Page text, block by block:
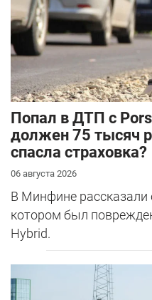
​Попал в ДТП с
должен 75 тысяч
спасла страховка?
06 августа 2026
В Минфине
котором был
Hybrid.